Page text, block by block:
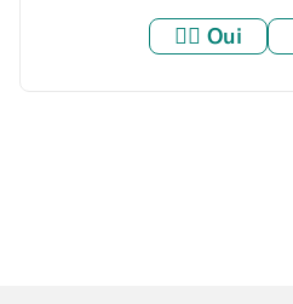
👍🏼Oui